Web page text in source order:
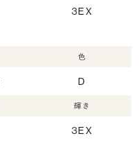
3EX
色
D
輝き
3EX